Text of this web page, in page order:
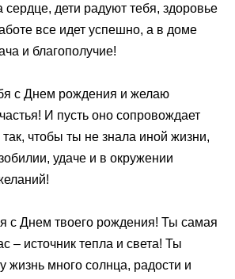
сердце, дети радуют тебя, здоровье
все идет успешно, а в доме
и благополучие!
с Днем рождения и желаю
И пусть оно сопровождает
чтобы ты не знала иной жизни,
удаче и в окружении
с Днем твоего рождения! Ты самая
– источник тепла и света! Ты
жизнь много солнца, радости и